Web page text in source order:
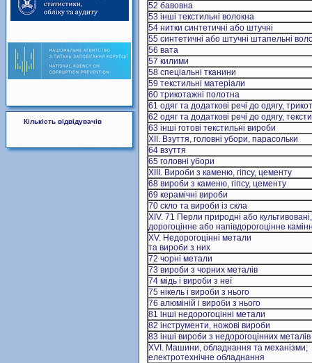
Кількість відвідувачів
52 бавовна
53 інші текстильні волокна
54 нитки синтетичні або штучні
55 синтетичні або штучні штапельні
56 вата
57 килими
58 спеціальні тканини
59 текстильні матеріали
60 трикотажні полотна
61 одяг та додаткові речі до одягу,
62 одяг та додаткові речі до одягу,
63 інші готові текстильні вироби
XII. Взуття, головнi убори, парасольки
64 взуття
65 головнi убори
XIII. Вироби з каменю, гiпсу, цементу
68 вироби з каменю, гiпсу, цементу
69 керамiчнi вироби
70 скло та вироби із скла
XIV. 71 Перли природні або культивовані,
дорогоцінне або напівдорогоцінне
XV. Недорогоцінні метали
та вироби з них
72 чорні метали
73 вироби з чорних металів
74 мідь i вироби з неї
75 нікель і вироби з нього
76 алюміній i вироби з нього
81 інші недорогоцінні метали
82 інструменти, ножові вироби
83 інші вироби з недорогоцінних металів
XVI. Машини, обладнання та механізми;
електротехнічне обладнання